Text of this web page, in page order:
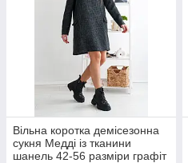
Вільна коротка демісезонна
сукня Медді із тканини
шанель 42-56 разміри графіт